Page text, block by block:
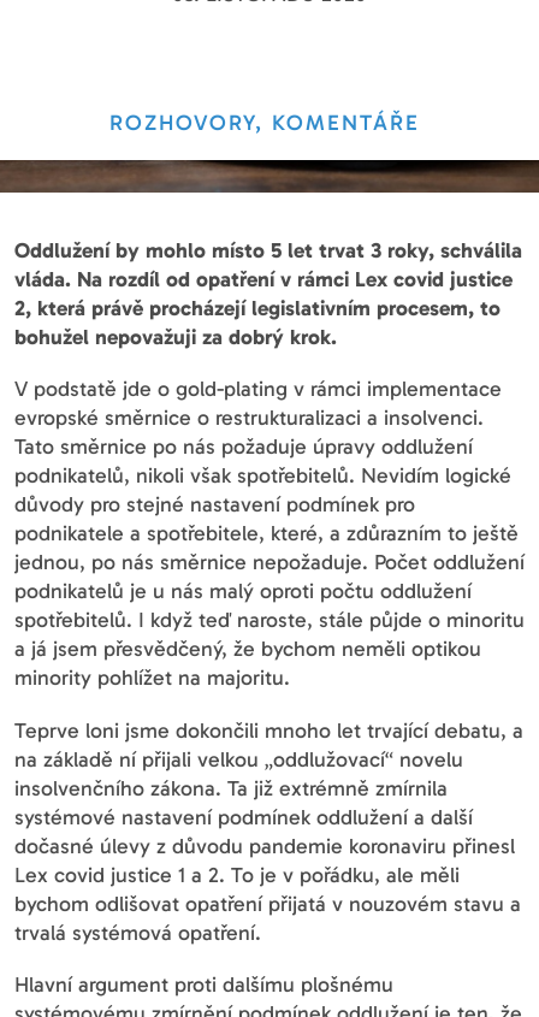
ROZHOVORY, KOMENTÁŘE
Oddlužení by mohlo místo 5 let trvat 3 roky, schválila
vláda. Na rozdíl od opatření v rámci Lex covid justice
2, která právě procházejí legislativním procesem, to
bohužel nepovažuji za dobrý krok.
V podstatě jde o gold-plating v rámci implementace
evropské směrnice o restrukturalizaci a insolvenci.
Tato směrnice po nás požaduje úpravy oddlužení
podnikatelů, nikoli však spotřebitelů. Nevidím logické
důvody pro stejné nastavení podmínek pro
podnikatele a spotřebitele, které, a zdůrazním to ještě
jednou, po nás směrnice nepožaduje. Počet oddlužení
podnikatelů je u nás malý oproti počtu oddlužení
spotřebitelů. I když teď naroste, stále půjde o minoritu
a já jsem přesvědčený, že bychom neměli optikou
minority pohlížet na majoritu.
Teprve loni jsme dokončili mnoho let trvající debatu, a
na základě ní přijali velkou „oddlužovací“ novelu
insolvenčního zákona. Ta již extrémně zmírnila
systémové nastavení podmínek oddlužení a další
dočasné úlevy z důvodu pandemie koronaviru přinesl
Lex covid justice 1 a 2. To je v pořádku, ale měli
bychom odlišovat opatření přijatá v nouzovém stavu a
trvalá systémová opatření.
Hlavní argument proti dalšímu plošnému